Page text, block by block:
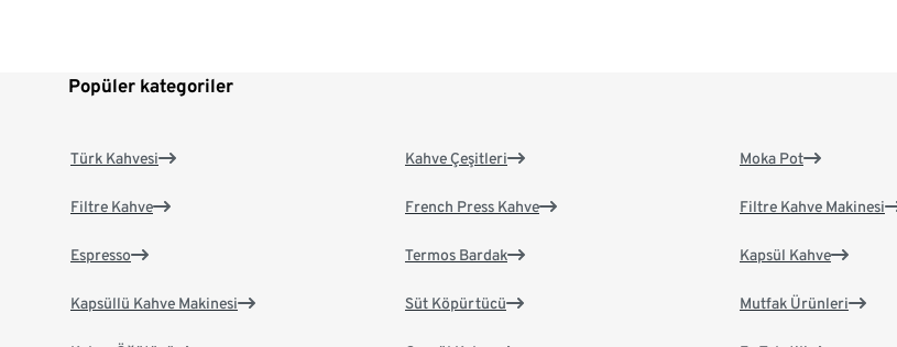
Popüler kategoriler
Türk Kahvesi
Filtre Kahve
Espresso
Kapsüllü Kahve Makinesi
Kahve Çeşitleri
French Press Kahve
Termos Bardak
Süt Köpürtücü
Moka Pot
Filtre Kahve Makinesi
Kapsül Kahve
Mutfak Ürünleri